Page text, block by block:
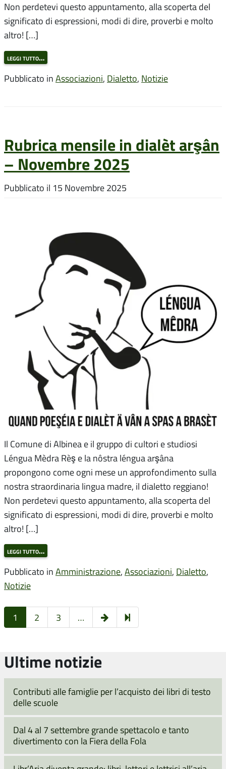
Non perdetevi questo appuntamento, alla scoperta del
significato di espressioni, modi di dire, proverbi e molto
altro! […]
leggi tutto…
Pubblicato in Associazioni, Dialetto, Notizie
Rubrica mensile in dialèt arşân
– Novembre 2025
Pubblicato il 15 Novembre 2025
Il Comune di Albinea e il gruppo di cultori e studiosi
Léngua Mèdra Rèş e la nôstra léngua arşâna
propongono come ogni mese un approfondimento sulla
nostra straordinaria lingua madre, il dialetto reggiano!
Non perdetevi questo appuntamento, alla scoperta del
significato di espressioni, modi di dire, proverbi e molto
altro! […]
leggi tutto…
Pubblicato in Amministrazione, Associazioni, Dialetto,
Notizie
1 2 3 …
Pagina
successiva
7
Ultime notizie
Contributi alle famiglie per l’acquisto dei libri di testo
delle scuole
Dal 4 al 7 settembre grande spettacolo e tanto
divertimento con la Fiera della Fola